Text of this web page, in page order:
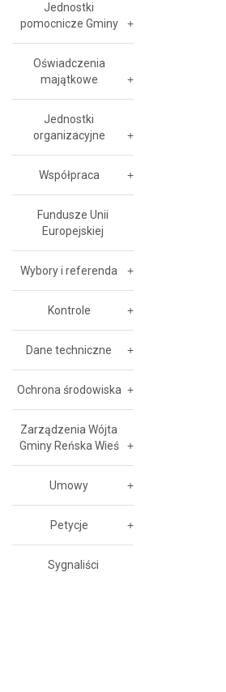
Jednostki
pomocnicze Gminy
Oświadczenia
majątkowe
Jednostki
organizacyjne
Współpraca
Fundusze Unii
Europejskiej
Wybory i referenda
Kontrole
Dane techniczne
Ochrona środowiska
Zarządzenia Wójta
Gminy Reńska Wieś
Umowy
Petycje
Sygnaliści